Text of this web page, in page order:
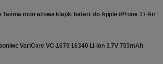
Taśma montażowa klapki baterii do Apple iPhone 17 Air
VariCore VC-1670 16340 Li-ion 3.7V 700mAh